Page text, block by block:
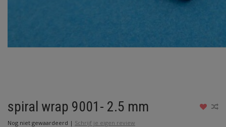
spiral wrap 9001- 2.5 mm
Nog niet gewaardeerd | Schrijf je eigen review